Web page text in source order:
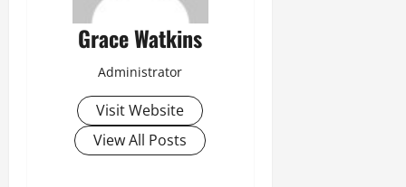
Grace Watkins
Administrator
Visit Website
View All Posts